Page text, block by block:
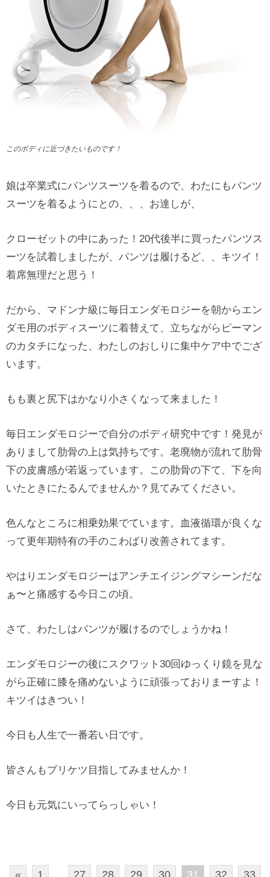
このボディに近づきたいものです！
娘は卒業式にパンツスーツを着るので、わたにもパンツ
スーツを着るようにとの、、、お達しが、
クローゼットの中にあった！20代後半に買ったパンツス
ーツを試着しましたが、パンツは履けるど、、キツイ！
着席無理だと思う！
だから、マドンナ級に毎日エンダモロジーを朝からエン
ダモ用のボディスーツに着替えて、立ちながらピーマン
のカタチになった、わたしのおしりに集中ケア中でござ
います。
もも裏と尻下はかなり小さくなって来ました！
毎日エンダモロジーで自分のボディ研究中です！発見が
ありまして肋骨の上は気持ちです。老廃物が流れて肋骨
下の皮膚感が若返っています。この肋骨の下て、下を向
いたときにたるんでませんか？見てみてください。
色んなところに相乗効果でています。血液循環が良くな
って更年期特有の手のこわばり改善されてます。
やはりエンダモロジーはアンチエイジングマシーンだな
ぁ〜と痛感する今日この頃。
さて、わたしはパンツが履けるのでしょうかね！
エンダモロジーの後にスクワット30回ゆっくり鏡を見な
がら正確に膝を痛めないように頑張っておりまーすよ！
キツイはきつい！
今日も人生で一番若い日です。
皆さんもプリケツ目指してみませんか！
今日も元気にいってらっしゃい！